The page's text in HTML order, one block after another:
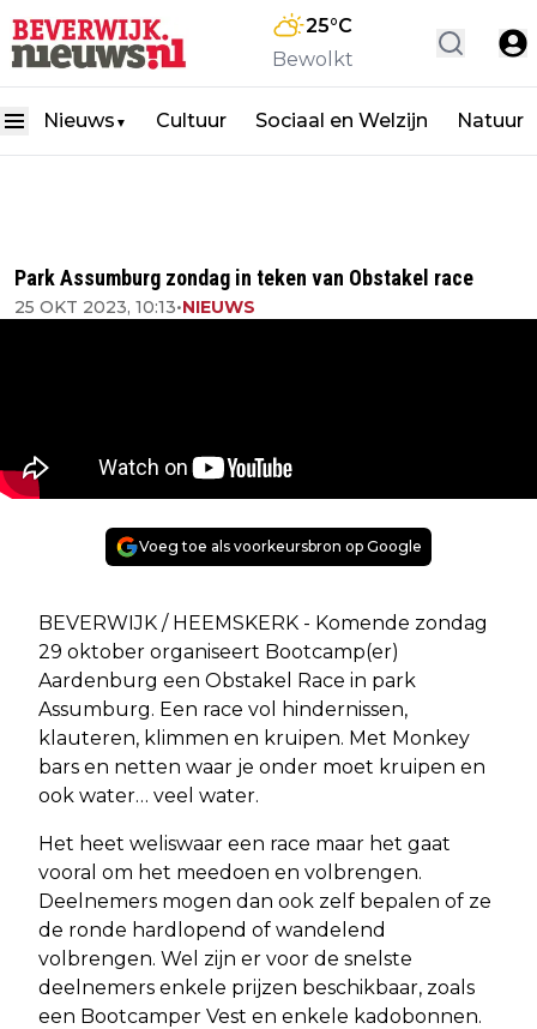
25°C
Bewolkt
Nieuws ▼ Cultuur Sociaal en Welzijn Natuur
Park Assumburg zondag in teken van Obstakel race
25 OKT 2023, 10:13•NIEUWS
Voeg toe als voorkeursbron op Google
BEVERWIJK / HEEMSKERK - Komende zondag
29 oktober organiseert Bootcamp(er)
Aardenburg een Obstakel Race in park
Assumburg. Een race vol hindernissen,
klauteren, klimmen en kruipen. Met Monkey
bars en netten waar je onder moet kruipen en
ook water… veel water.
Het heet weliswaar een race maar het gaat
vooral om het meedoen en volbrengen.
Deelnemers mogen dan ook zelf bepalen of ze
de ronde hardlopend of wandelend
volbrengen. Wel zijn er voor de snelste
deelnemers enkele prijzen beschikbaar, zoals
een Bootcamper Vest en enkele kadobonnen.